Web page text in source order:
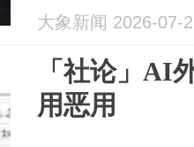
大象新闻 2026-07-
「社论」AI
用恶用